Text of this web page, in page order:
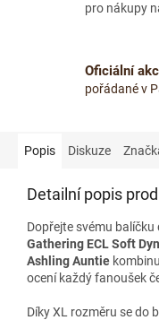
pro nákupy
Oficiální
pořádané v
Popis Diskuze
Detailní popis
Dopřejte svému
Gathering ECL Soft
Ashling Auntie
ocení každý fanoušek
Díky XL rozměru se do